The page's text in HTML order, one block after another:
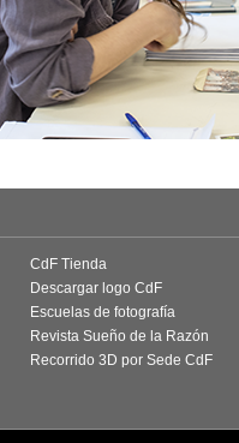
CdF Tienda
Descargar logo CdF
Escuelas de fotografía
Revista Sueño de la Razón
Recorrido 3D por Sede CdF